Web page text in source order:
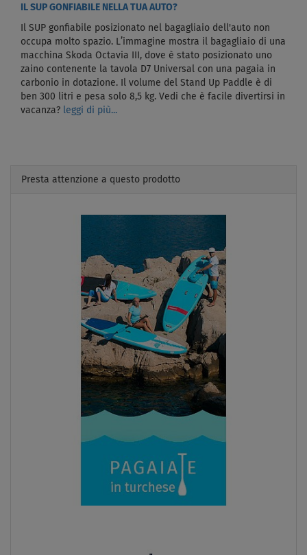
IL SUP GONFIABILE NELLA TUA AUTO?
Il SUP gonfiabile posizionato nel bagagliaio dell'auto non
occupa molto spazio. L’immagine mostra il bagagliaio di una
macchina Skoda Octavia III, dove è stato posizionato uno
zaino contenente la tavola D7 Universal con una pagaia in
carbonio in dotazione. Il volume del Stand Up Paddle è di
ben 300 litri e pesa solo 8,5 kg. Vedi che è facile divertirsi in
vacanza? leggi di più...
Presta attenzione a questo prodotto